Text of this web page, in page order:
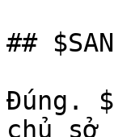
##
Đúng.
chủ